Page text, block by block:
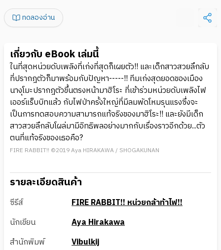
ทดลองอ่าน
เกี่ยวกับ eBook เล่มนี้
ในที่สุดหน่วยดับเพลิงที่เก่งที่สุดก็เผยตัว!! และเด็กสาวสวยลึกลับ
ที่ปรากฎตัวก็มาพร้อมกับปัญหา-----!! ทีมเก่งสุดยอดของเมือง
นางุโมะปรากฎตัวขึ้นตรงหน้ามาฮิโระ ที่เข้าร่วมหน่วยดับเพลิงไฟ
เออร์แร็บบิทแล้ว กับไฟป่าครั้งใหญ่ที่มีลมพัดโหมรุนแรงซึ่งจะ
เป็นการทดสอบความสามารถแท้จริงของมาฮิโระ!! และยังมีเด็ก
สาวสวยลึกลับโผล่มามีอิทธิพลอย่างมากกับเรื่องราวอีกด้วย...ตัว
ตนที่แท้จริงของเธอคือ?
FIRE RABBIT!! ©2019 Aya HIRAKAWA / SHOGAKUNAN
รายละเอียดสินค้า
ซีรีส์
FIRE RABBIT!! หน่วยกล้าท้าไฟ!!
นักเขียน
Aya Hirakawa
สำนักพิมพ์
Vibulkij